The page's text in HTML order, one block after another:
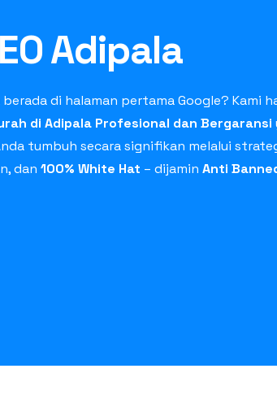
Adipala
di halaman pertama Google? Kami
di Adipala Profesional dan Bergaransi
tumbuh secara signifikan melalui
dan 100% White Hat – dijamin Anti